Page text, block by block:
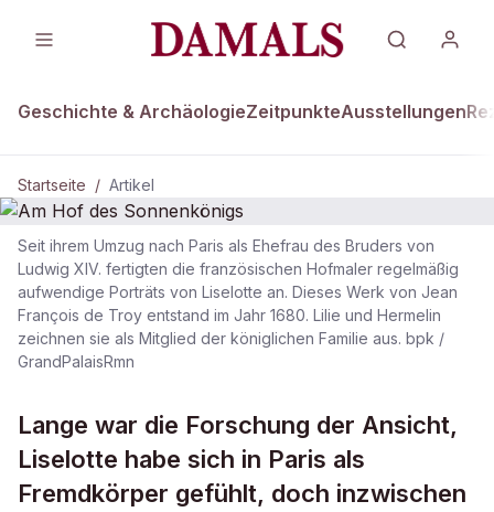
Geschichte & ArchäologieZeitpunkteAusstellungen
Startseite / Artikel
DAMALS Plus
Am Hof des Sonnenkönigs
Seit ihrem Umzug nach Paris als Ehefrau des Bruders von
Ludwig XIV. fertigten die französischen Hofmaler regelmäßig
aufwendige Porträts von Liselotte an. Dieses Werk von Jean
François de Troy entstand im Jahr 1680. Lilie und Hermelin
zeichnen sie als Mitglied der königlichen Familie aus. bpk /
GrandPalaisRmn
Lange war die Forschung der Ansicht,
Liselotte habe sich in Paris als
Fremdkörper gefühlt, doch inzwischen